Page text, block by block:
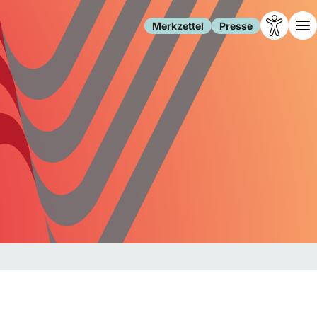
Merkzettel Presse
Leben
Familie
Freizeit
Gesundheit
Internet
Gesellschaft
Forschung
Migration
Polizei